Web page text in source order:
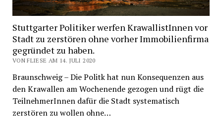
Stuttgarter Politiker werfen KrawallistInnen vor
Stadt zu zerstören ohne vorher Immobilienfirma
gegründet zu haben.
VON FLIESE AM 14. JULI 2020
Braunschweig – Die Politk hat nun Konsequenzen aus
den Krawallen am Wochenende gezogen und rügt die
TeilnehmerInnen dafür die Stadt systematisch
zerstören zu wollen ohne…